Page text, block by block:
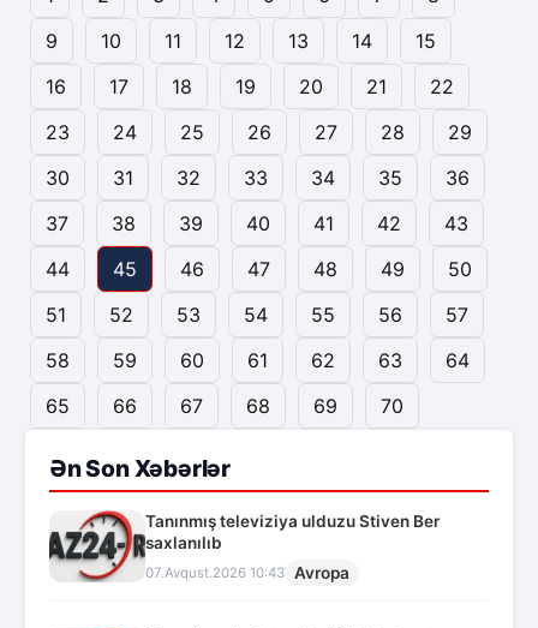
9
10 11 12 13 14
15
16
17 18 19 20 21
22
23
24 25 26 27 28
29
30
31 32 33 34 35
36
37
38 39 40 41 42
43
44
45 46 47 48 49
50
51
52 53 54 55 56
57
58
59 60 61 62 63
64
65
66 67 68 69 70
Ən Son Xəbərlər
Tanınmış televiziya ulduzu Stiven Ber
saxlanılıb
07.Avqust.2026 10:43 Avropa